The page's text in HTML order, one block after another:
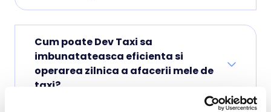
Cum poate Dev Taxi sa
imbunatateasca eficienta si
operarea zilnica a afacerii mele de
taxi?